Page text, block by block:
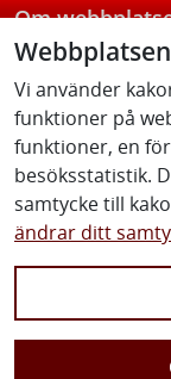
Vi använder
funktioner på
funktioner, en
besöksstatistik.
samtycke till
ändrar ditt
Om
Följ oss
Facebook